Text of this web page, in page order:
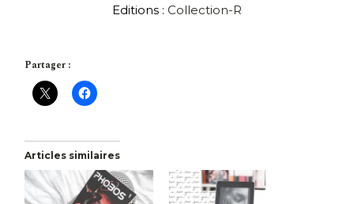
Editions : Collection-R
Partager :
Articles similaires